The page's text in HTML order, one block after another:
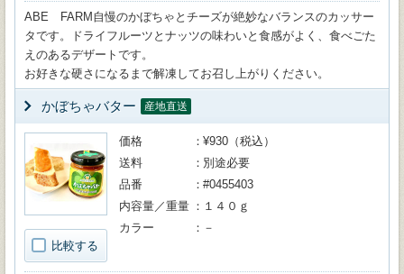
ABE FARM自慢のかぼちゃとチーズが絶妙なバランスのカッサー
タです。ドライフルーツとナッツの味わいと食感がよく、食べごた
えのあるデザートです。
お好きな硬さになるまで解凍してお召し上がりください。
かぼちゃバター 産地直送
比較する
価格
¥930（税込）
送料
別途必要
品番
#0455403
内容量／重量
１４０ｇ
カラー
－